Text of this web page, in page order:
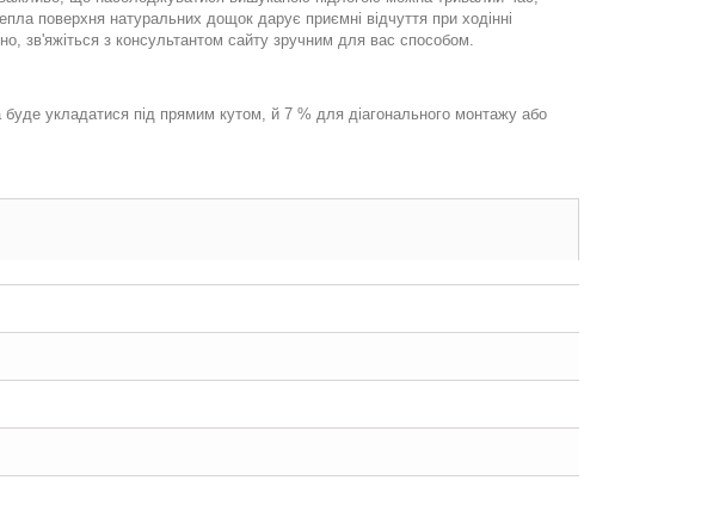
поверхня натуральних дощок дарує приємні відчуття при ходінні
зв'яжіться з консультантом сайту зручним для вас способом.
укладатися під прямим кутом, й 7 % для діагонального монтажу або